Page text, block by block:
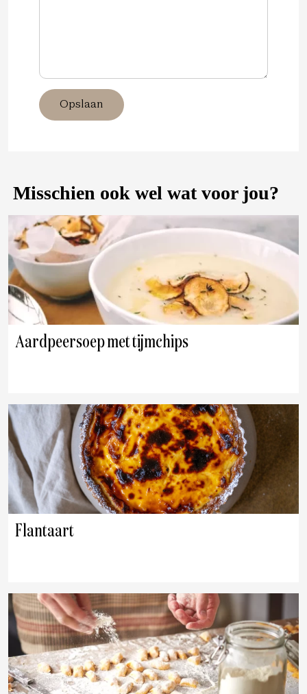
Opslaan
Misschien ook wel wat voor jou?
Aardpeersoep met tijmchips
Flantaart